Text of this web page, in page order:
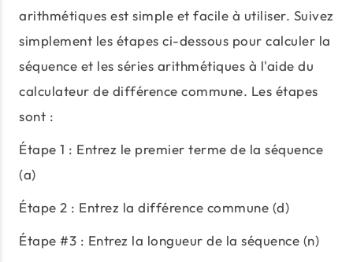
arithmétiques est simple et facile à utiliser. Suivez
simplement les étapes ci-dessous pour calculer la
séquence et les séries arithmétiques à l'aide du
calculateur de différence commune. Les étapes
sont :
Étape 1 : Entrez le premier terme de la séquence
(a)
Étape 2 : Entrez la différence commune (d)
Étape #3 : Entrez la longueur de la séquence (n)